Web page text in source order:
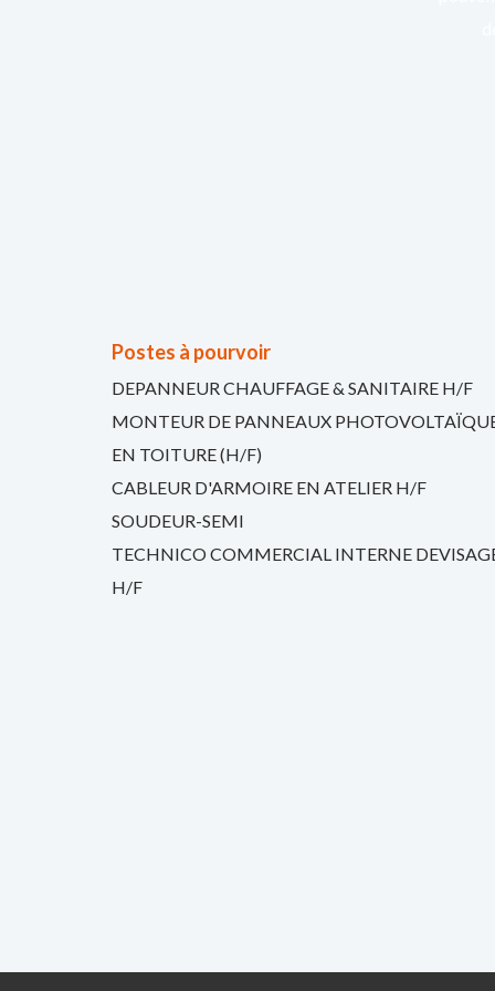
Postes à pourvoir
DEPANNEUR CHAUFFAGE & SANITAIRE H/F
MONTEUR DE PANNEAUX
EN TOITURE (H/F)
CABLEUR D'ARMOIRE EN ATELIER H/F
SOUDEUR-SEMI
TECHNICO COMMERCIAL INTERNE
H/F